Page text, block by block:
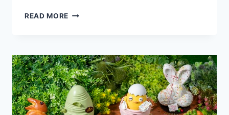
點
READ MORE 歡
節
與
復
活
節！
台